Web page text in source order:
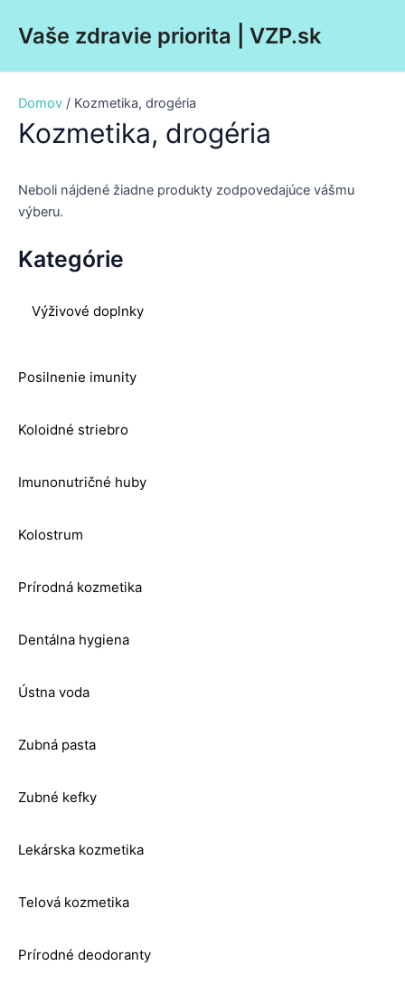
Vaše zdravie priorita | VZP.sk
Kategórie
Výživové doplnky
Posilnenie imunity
Koloidné striebro
Imunonutričné huby
Kolostrum
Prírodná kozmetika
Dentálna hygiena
Ústna voda
Zubná pasta
Zubné kefky
Lekárska kozmetika
Telová kozmetika
Prírodné deodoranty
Domov / Kozmetika, drogéria
Kozmetika, drogéria
Neboli nájdené žiadne produkty zodpovedajúce vášmu
výberu.